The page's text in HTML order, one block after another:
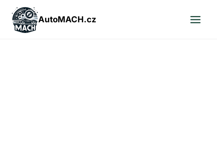
Přeskočit
obsah
AutoMACH.cz